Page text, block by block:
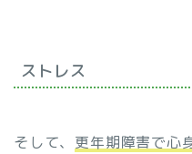
ストレス
そして、 更年期障害で心